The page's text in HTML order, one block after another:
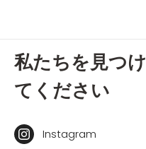
私たちを見つけ
てください
Instagram